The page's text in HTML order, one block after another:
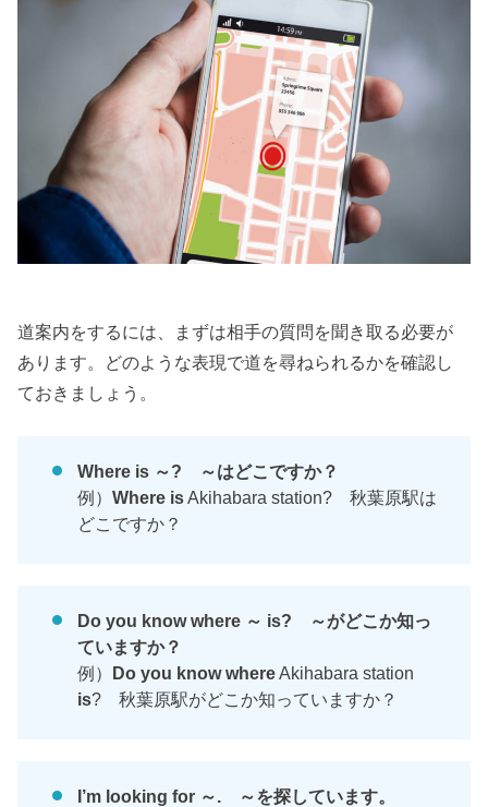
道案内をするには、まずは相手の質問を聞き取る必要が
あります。どのような表現で道を尋ねられるかを確認し
ておきましょう。
Where is ～? ～はどこですか？
例）Where isAkihabara station? 秋葉原駅は
どこですか？
Do you know where ～ is? ～がどこか知っ
ていますか？
例） Do you know whereAkihabara station
is? 秋葉原駅がどこか知っていますか？
I’m looking for ～. ～を探しています。